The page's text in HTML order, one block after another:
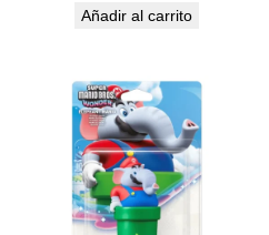
Añadir al carrito